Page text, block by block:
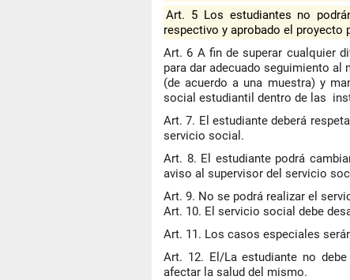
Art. 5 Los estudiantes no
respectivo y aprobado el proyecto
Art. 6 A fin de superar cualquier
para dar adecuado seguimiento
(de acuerdo a una muestra) y
social estudiantil dentro de las
Art. 7. El estudiante deberá
servicio social.
Art. 8. El estudiante podrá
aviso al supervisor del servicio
Art. 9. No se podrá realizar el
Art. 10. El servicio social debe
Art. 11. Los casos especiales
Art. 12. El/La estudiante no
afectar la salud del mismo.